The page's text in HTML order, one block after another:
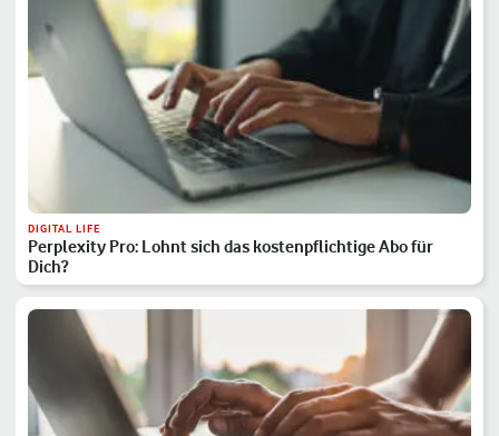
DIGITAL LIFE
Perplexity Pro: Lohnt sich das kostenpflichtige Abo für
Dich?